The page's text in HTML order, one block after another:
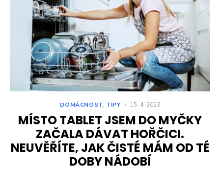
DOMÁCNOST, TIPY / 15. 4. 2023
MÍSTO TABLET JSEM DO MYČKY
ZAČALA DÁVAT HOŘČICI.
NEUVĚŘÍTE, JAK ČISTÉ MÁM OD TÉ
DOBY NÁDOBÍ